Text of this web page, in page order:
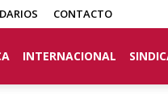
CONTACTO
INTERNACIONAL